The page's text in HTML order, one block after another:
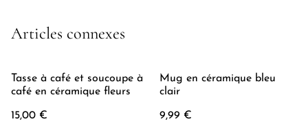
Articles connexes
Tasse à café et soucoupe à
café en céramique fleurs
15,00 €
Mug en céramique bleu
clair
9,99 €